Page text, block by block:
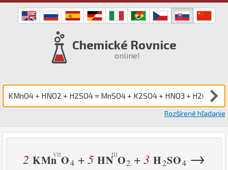
Chemické Rovnice
online!
Rozšírené hľadanie
2 KMn O4 +5 HN O2 +3 H2SO4 →